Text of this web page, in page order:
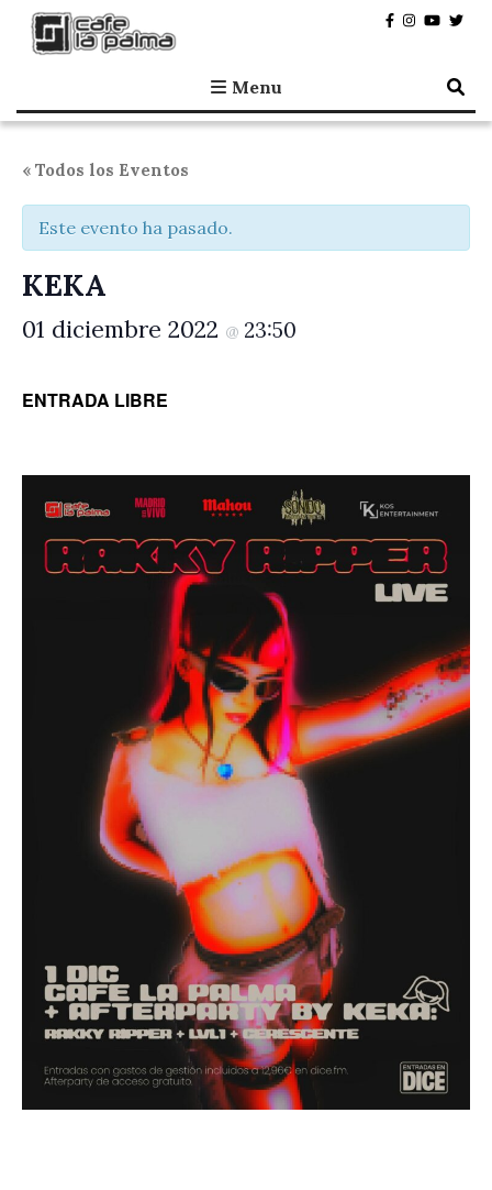
Café la Palma
Programando música en directo en Madrid, desde 1995.
Menu
« Todos los Eventos
Este evento ha pasado.
KEKA
01 diciembre 2022 @ 23:50
ENTRADA LIBRE